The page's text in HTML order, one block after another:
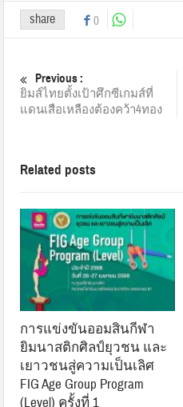
share 0
Previous :
ยิมส์ไทยตั้งเป้าศึกซีเกมส์ที่
แดนเสือเหลืองต้องคว้า4ทอง
Related posts
การแข่งขันออมสินกีฬา
ยิมนาสติกศิลป์ยุวชน และ
เยาวชนสู่ความเป็นเลิศ
FIG Age Group Program
(Level) ครั้งที่ 1